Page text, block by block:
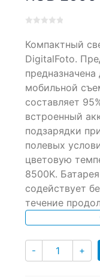
out
based
on
customer
ratings
Компактный
DigitalFoto.
мобильной
составляет
встроенный
подзарядки
полевых
цветовую
8500K.
содействует
течение
- Количество
+